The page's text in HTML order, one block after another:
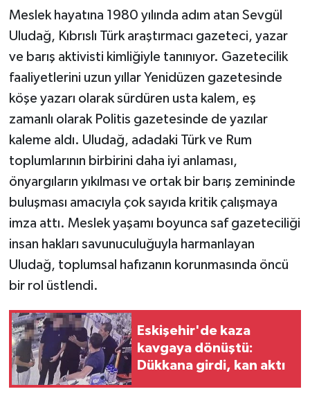
Meslek hayatına 1980 yılında adım atan Sevgül
Uludağ, Kıbrıslı Türk araştırmacı gazeteci, yazar
ve barış aktivisti kimliğiyle tanınıyor. Gazetecilik
faaliyetlerini uzun yıllar Yenidüzen gazetesinde
köşe yazarı olarak sürdüren usta kalem, eş
zamanlı olarak Politis gazetesinde de yazılar
kaleme aldı. Uludağ, adadaki Türk ve Rum
toplumlarının birbirini daha iyi anlaması,
önyargıların yıkılması ve ortak bir barış zemininde
buluşması amacıyla çok sayıda kritik çalışmaya
imza attı. Meslek yaşamı boyunca saf gazeteciliği
insan hakları savunuculuğuyla harmanlayan
Uludağ, toplumsal hafızanın korunmasında öncü
bir rol üstlendi.
Eskişehir'de kaza
kavgaya dönüştü:
Dükkana girdi, kan aktı